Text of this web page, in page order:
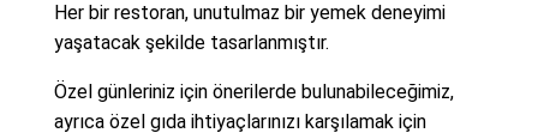
Her bir restoran, unutulmaz bir yemek deneyimi
yaşatacak şekilde tasarlanmıştır.
Özel günleriniz için önerilerde bulunabileceğimiz,
ayrıca özel gıda ihtiyaçlarınızı karşılamak için